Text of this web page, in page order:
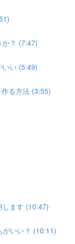
か？ (7:47)
いい (5:49)
る方法 (3:55)
します (10:47)
がいい？ (10:11)